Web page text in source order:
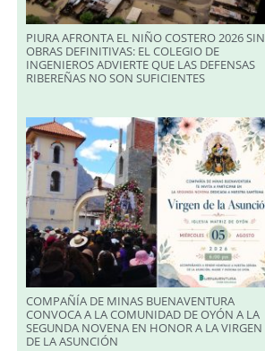
PIURA AFRONTA EL NIÑO COSTERO 2026 SIN
OBRAS DEFINITIVAS: EL COLEGIO DE
INGENIEROS ADVIERTE QUE LAS DEFENSAS
RIBEREÑAS NO SON SUFICIENTES
COMPAÑÍA DE MINAS BUENAVENTURA
CONVOCA A LA COMUNIDAD DE OYÓN A LA
SEGUNDA NOVENA EN HONOR A LA VIRGEN
DE LA ASUNCIÓN